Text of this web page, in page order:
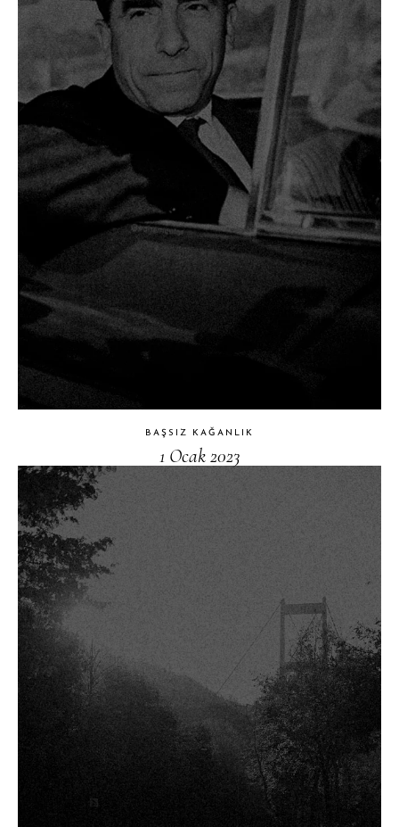
BAŞSIZ KAĞANLIK
1 Ocak 2023